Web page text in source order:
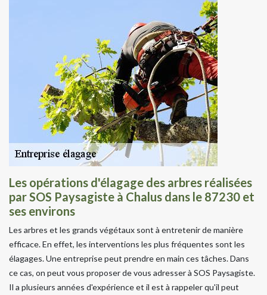
Les opérations d'élagage des arbres réalisées
par SOS Paysagiste à Chalus dans le 87230 et
ses environs
Les arbres et les grands végétaux sont à entretenir de manière
efficace. En effet, les interventions les plus fréquentes sont les
élagages. Une entreprise peut prendre en main ces tâches. Dans
ce cas, on peut vous proposer de vous adresser à SOS Paysagiste.
Il a plusieurs années d'expérience et il est à rappeler qu'il peut